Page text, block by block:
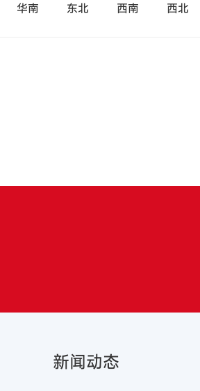
华南 东北 西南 西北
新闻动态